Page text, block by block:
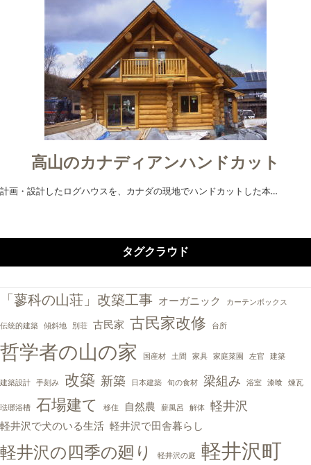
高山のカナディアンハンドカット
計画・設計したログハウスを、カナダの現地でハンドカットした本…
タグクラウド
「蓼科の山荘」改築工事 オーガニック カーテンボックス
伝統的建築 傾斜地 別荘 古民家 古民家改修 台所
哲学者の山の家 国産材 土間 家具 家庭菜園 左官 建築
建築設計 手刻み 改築 新築 日本建築 旬の食材 梁組み 浴室 漆喰 煉瓦
琺瑯浴槽 石場建て 移住 自然農 薪風呂 解体 軽井沢
軽井沢で犬のいる生活 軽井沢で田舎暮らし
軽井沢の四季の廻り 軽井沢の庭 軽井沢町